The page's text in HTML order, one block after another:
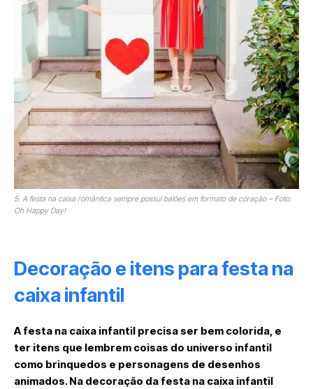
5. A festa na caixa romântica sempre possui balões em formato de coração – Foto:
Oh Happy Day!
Decoração e itens para festa na
caixa infantil
A festa na caixa infantil precisa ser bem colorida, e
ter itens que lembrem coisas do universo infantil
como brinquedos e personagens de desenhos
animados. Na decoração da festa na caixa infantil